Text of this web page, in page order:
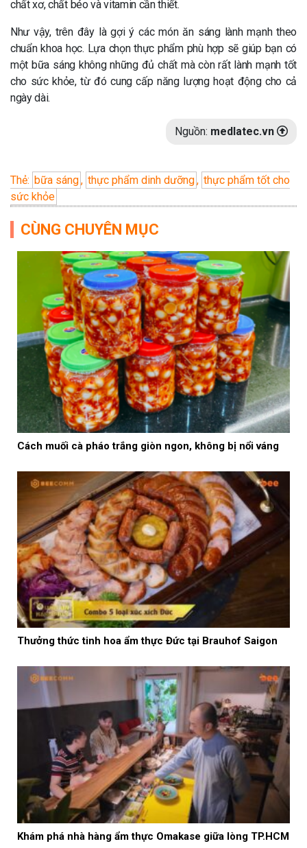
chất xơ, chất béo và vitamin cần thiết.
Như vậy, trên đây là gợi ý các món ăn sáng lành mạnh theo
chuẩn khoa học. Lựa chọn thực phẩm phù hợp sẽ giúp bạn có
một bữa sáng không những đủ chất mà còn rất lành mạnh tốt
cho sức khỏe, từ đó cung cấp năng lượng hoạt động cho cả
ngày dài.
Nguồn: medlatec.vn
Thẻ: bữa sáng, thực phẩm dinh dưỡng, thực phẩm tốt cho
sức khỏe
CÙNG CHUYÊN MỤC
Cách muối cà pháo trắng giòn ngon, không bị nổi váng
Thưởng thức tinh hoa ẩm thực Đức tại Brauhof Saigon
Khám phá nhà hàng ẩm thực Omakase giữa lòng TP.HCM